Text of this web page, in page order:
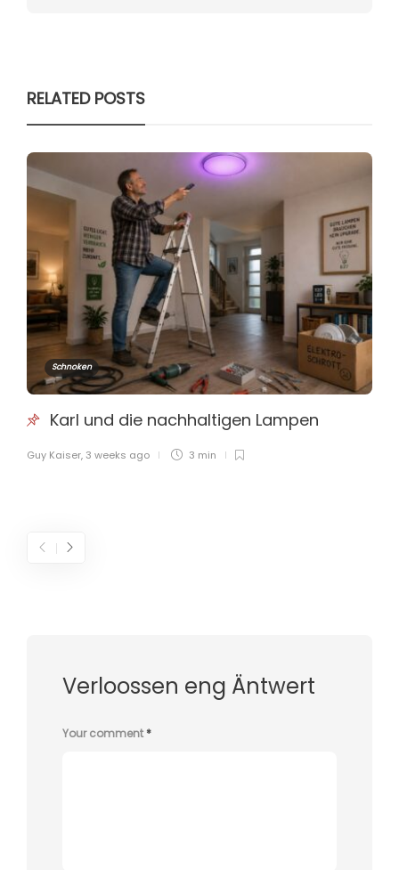
RELATED POSTS
Schnoken
Karl und die nachhaltigen Lampen
Guy Kaiser, 3 weeks ago 3 min
Verloossen eng Äntwert
Your comment*